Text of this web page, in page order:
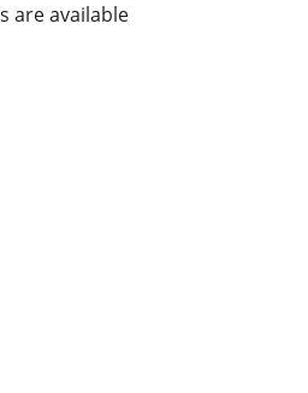
are available